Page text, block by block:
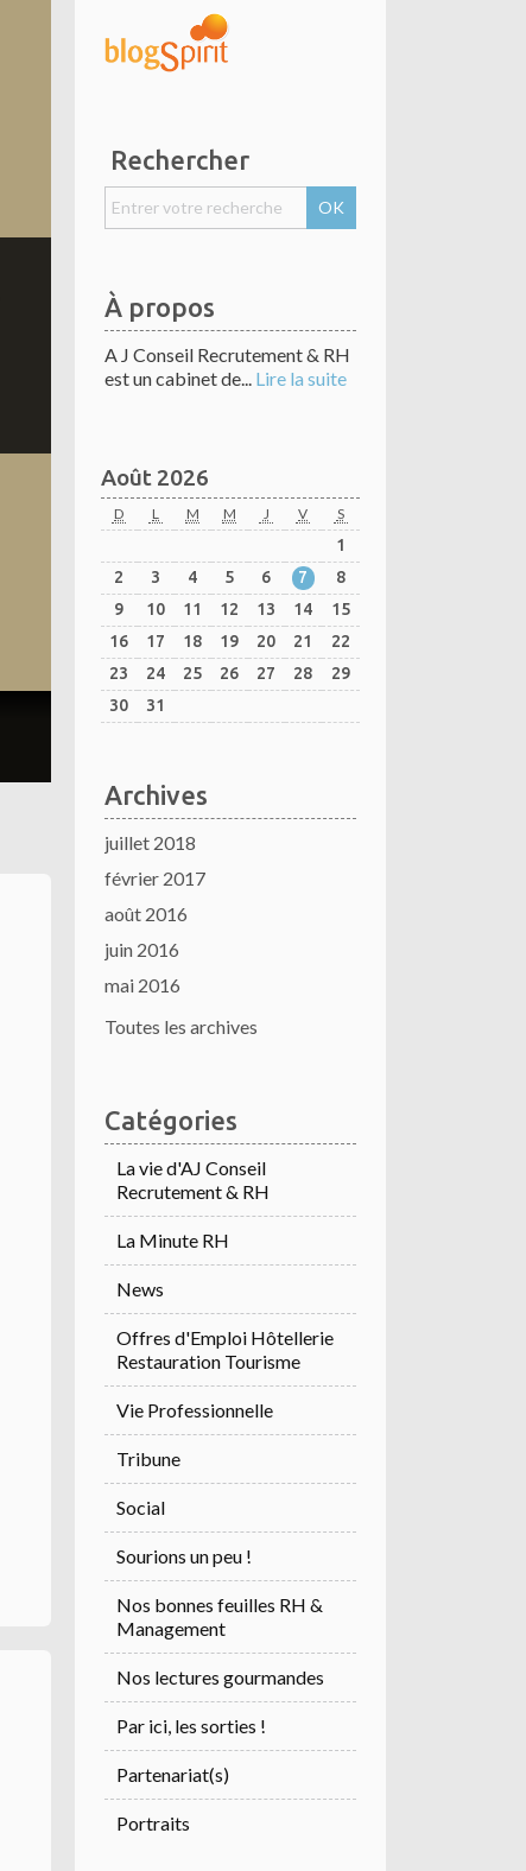
Rechercher
À propos
A J Conseil Recrutement & RH
est un cabinet de... Lire la suite
Août 2026
D L M M J V S
1
2
3 4 5 6 7
8
9
10 11 12 13 14
15
16
17 18 19 20 21
22
23
24 25 26 27 28
29
30
31
Archives
juillet 2018
février 2017
août 2016
juin 2016
mai 2016
Toutes les archives
Catégories
La vie d'AJ Conseil
Recrutement & RH
La Minute RH
News
Offres d'Emploi Hôtellerie
Restauration Tourisme
Vie Professionnelle
Tribune
Social
Sourions un peu !
Nos bonnes feuilles RH &
Management
Nos lectures gourmandes
Par ici, les sorties !
Partenariat(s)
Portraits